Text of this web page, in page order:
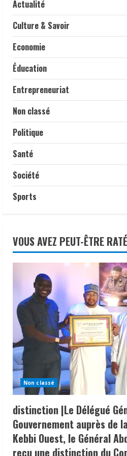
Actualité
Culture & Savoir
Economie
Éducation
Entrepreneuriat
Non classé
Politique
Santé
Société
Sports
VOUS AVEZ PEUT-ÊTRE RATÉ
Non classé
distinction |Le Délégué
Gouvernement auprès de
Kebbi Ouest, le Général
reçu une distinction du